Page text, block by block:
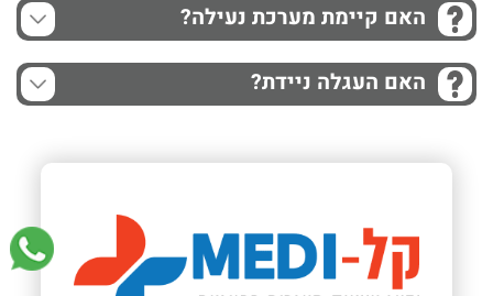
האם קיימת מערכת נעילה?
האם העגלה ניידת?